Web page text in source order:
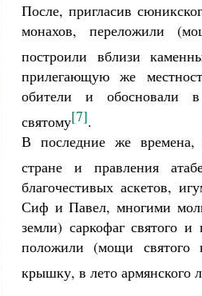
После, пригласив
монахов, переложили
построили вблизи
прилегающую же
обители и обосновали
святому[7].
В последние же
стране и правления
благочестивых аскетов,
Сиф и Павел, многими
земли) саркофаг святого
положили (мощи святого
крышку, в лето армянского